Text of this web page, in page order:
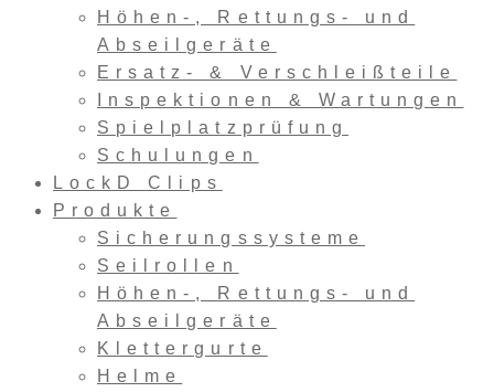
Höhen-, Rettungs- und
Abseilgeräte
Ersatz- & Verschleißteile
Inspektionen & Wartungen
Spielplatzprüfung
Schulungen
LockD Clips
Produkte
Sicherungssysteme
Seilrollen
Höhen-, Rettungs- und
Abseilgeräte
Klettergurte
Helme